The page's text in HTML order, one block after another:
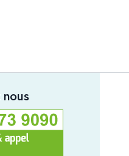
nous